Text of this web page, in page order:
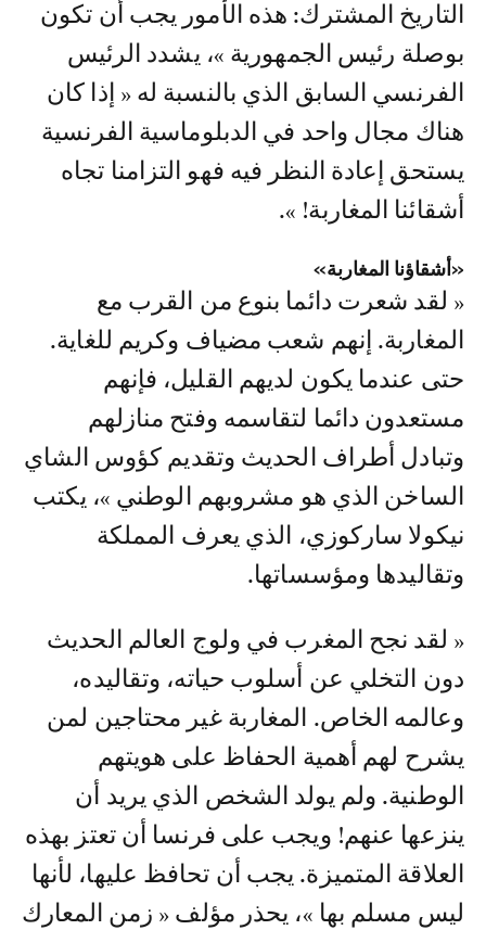
التاريخ المشترك: هذه الأمور يجب أن تكون
بوصلة رئيس الجمهورية »، يشدد الرئيس
الفرنسي السابق الذي بالنسبة له « إذا كان
هناك مجال واحد في الدبلوماسية الفرنسية
يستحق إعادة النظر فيه فهو التزامنا تجاه
أشقائنا المغاربة! ».
«أشقاؤنا المغاربة»
« لقد شعرت دائما بنوع من القرب مع
المغاربة. إنهم شعب مضياف وكريم للغاية.
حتى عندما يكون لديهم القليل، فإنهم
مستعدون دائما لتقاسمه وفتح منازلهم
وتبادل أطراف الحديث وتقديم كؤوس الشاي
الساخن الذي هو مشروبهم الوطني »، يكتب
نيكولا ساركوزي، الذي يعرف المملكة
وتقاليدها ومؤسساتها.
« لقد نجح المغرب في ولوج العالم الحديث
دون التخلي عن أسلوب حياته، وتقاليده،
وعالمه الخاص. المغاربة غير محتاجين لمن
يشرح لهم أهمية الحفاظ على هويتهم
الوطنية. ولم يولد الشخص الذي يريد أن
ينزعها عنهم! ويجب على فرنسا أن تعتز بهذه
العلاقة المتميزة. يجب أن تحافظ عليها، لأنها
ليس مسلم بها »، يحذر مؤلف « زمن المعارك